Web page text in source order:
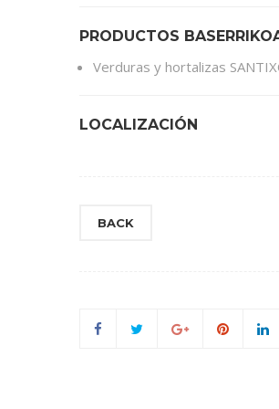
PRODUCTOS
Verduras y hortalizas
LOCALIZACIÓN
BACK